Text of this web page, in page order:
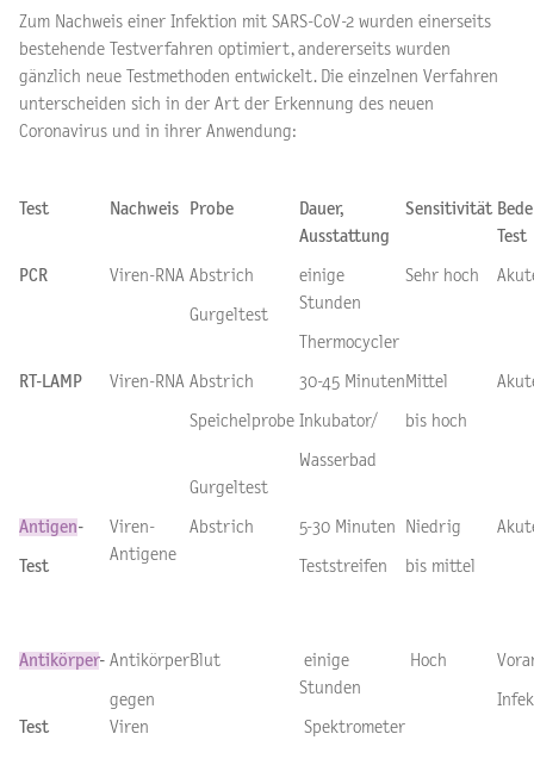
Zum Nachweis einer Infektion mit SARS-CoV-2 wurden einerseits
bestehende Testverfahren optimiert, andererseits wurden
gänzlich neue Testmethoden entwickelt. Die einzelnen Verfahren
unterscheiden sich in der Art der Erkennung des neuen
Coronavirus und in ihrer Anwendung:
Test Nachweis Probe
Dauer,
Ausstattung
Sensitivität
Test
PCR Viren-RNA Abstrich
Gurgeltest
einige
Stunden
Thermocycler
Sehr hoch
RT-LAMP Viren-RNA Abstrich
Speichelprobe
Gurgeltest
30-45 Minuten
Inkubator/
Wasserbad
Mittel
bis hoch
Antigen-
Test
Viren-
Antigene
Abstrich 5-30 Minuten
Teststreifen
Niedrig
bis mittel
Antikörper-
Test
Antikörper
gegen
Viren
Blut
einige
Stunden
Spektrometer
Hoch